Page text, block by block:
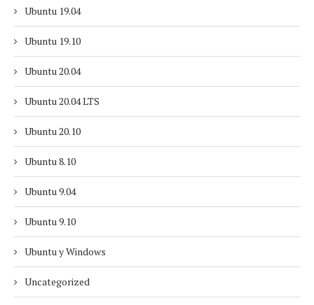
Ubuntu 19.04
Ubuntu 19.10
Ubuntu 20.04
Ubuntu 20.04 LTS
Ubuntu 20.10
Ubuntu 8.10
Ubuntu 9.04
Ubuntu 9.10
Ubuntu y Windows
Uncategorized